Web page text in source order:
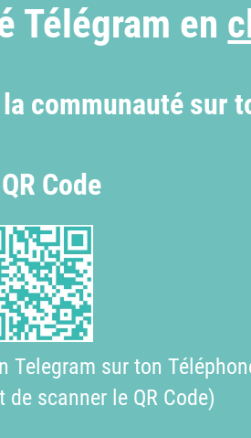
Télégram en
communauté sur
Code
sur ton
scanner le QR Code)